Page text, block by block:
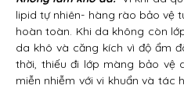
lipid tự nhiên- hàng rào bảo vệ
hoàn toàn. Khi da không còn
da khô và căng kích vì độ ẩm
thời, thiếu đi lớp màng bảo vệ
miễn nhiễm với vi khuẩn và tác